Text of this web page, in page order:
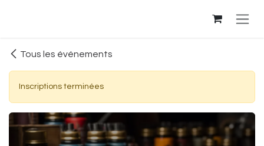
Tous les événements
Inscriptions terminées